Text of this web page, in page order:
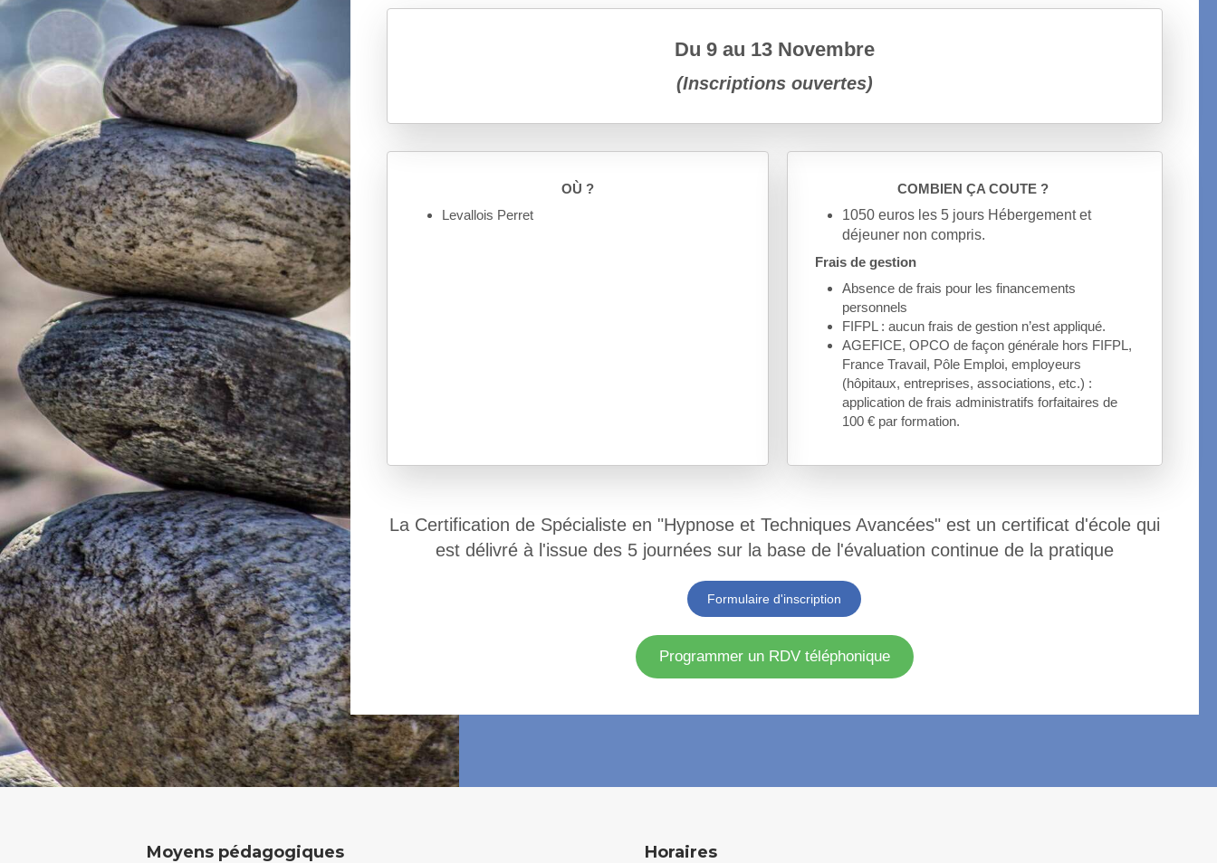
Du 9 au 13 Novembre
(Inscriptions ouvertes)
OÙ ?
Levallois Perret
COMBIEN ÇA COUTE ?
1050 euros les 5 jours Hébergement et
déjeuner non compris.
Frais de gestion
Absence de frais pour les financements
personnels
FIFPL : aucun frais de gestion n’est appliqué.
AGEFICE, OPCO de façon générale hors FIFPL,
France Travail, Pôle Emploi, employeurs
(hôpitaux, entreprises, associations, etc.) :
application de frais administratifs forfaitaires de
100 € par formation.
La Certification de Spécialiste en "Hypnose et Techniques Avancées" est un certificat d'école qui
est délivré à l'issue des 5 journées sur la base de l'évaluation continue de la pratique
Formulaire d'inscription
Programmer un RDV téléphonique
Moyens pédagogiques Horaires